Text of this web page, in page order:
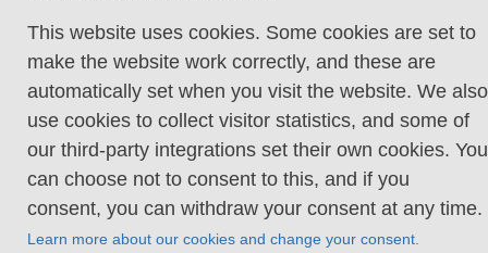
This website uses cookies. Some cookies are set to
make the website work correctly, and these are
automatically set when you visit the website. We also
use cookies to collect visitor statistics, and some of
our third-party integrations set their own cookies. You
can choose not to consent to this, and if you
consent, you can withdraw your consent at any time.
Learn more about our cookies and change your consent.
Cookie policy